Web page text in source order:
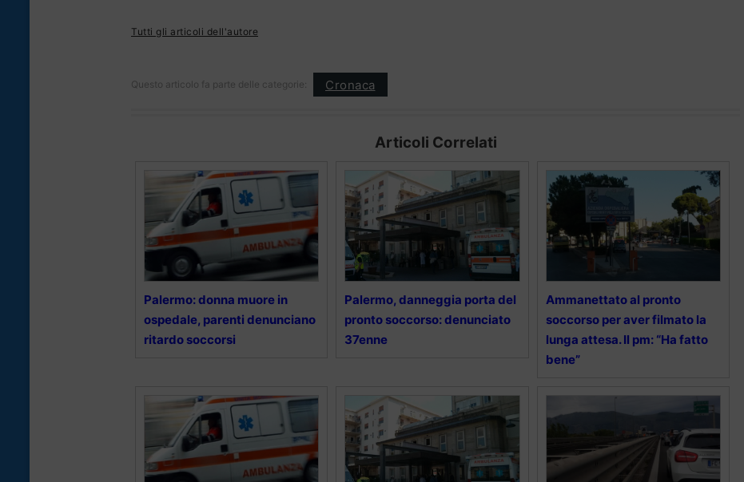
Tutti gli articoli dell'autore
Questo articolo fa parte delle categorie: Cronaca
Articoli Correlati
Palermo: donna muore in
ospedale, parenti denunciano
ritardo soccorsi
Palermo, danneggia porta del
pronto soccorso: denunciato
37enne
Ammanettato al pronto
soccorso per aver filmato la
lunga attesa. Il pm: “Ha fatto
bene”